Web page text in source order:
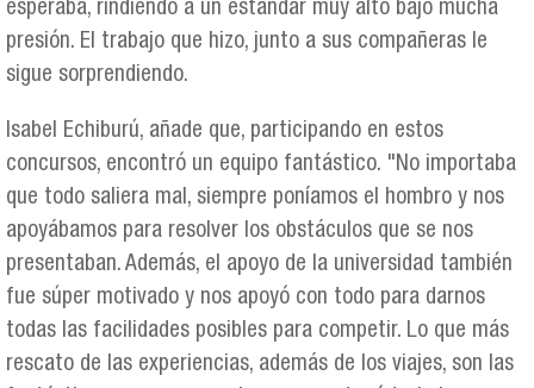
esperaba, rindiendo a un estándar muy alto bajo mucha
presión. El trabajo que hizo, junto a sus compañeras le
sigue sorprendiendo.
Isabel Echiburú, añade que, participando en estos
concursos, encontró un equipo fantástico. "No importaba
que todo saliera mal, siempre poníamos el hombro y nos
apoyábamos para resolver los obstáculos que se nos
presentaban. Además, el apoyo de la universidad también
fue súper motivado y nos apoyó con todo para darnos
todas las facilidades posibles para competir. Lo que más
rescato de las experiencias, además de los viajes, son las